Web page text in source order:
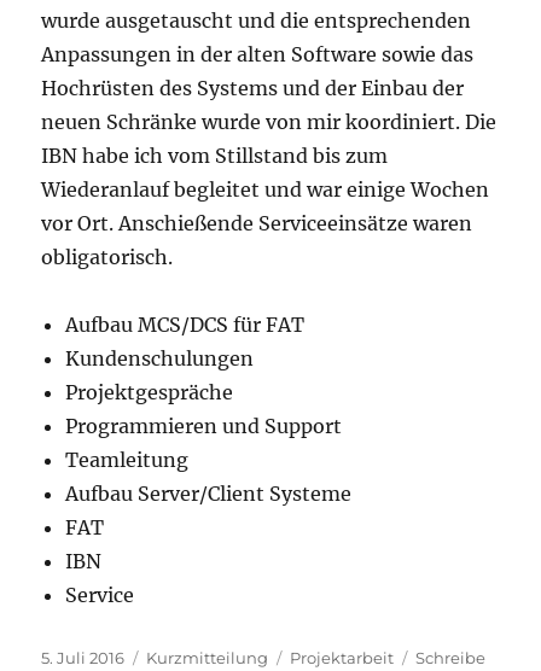
wurde ausgetauscht und die entsprechenden
Anpassungen in der alten Software sowie das
Hochrüsten des Systems und der Einbau der
neuen Schränke wurde von mir koordiniert. Die
IBN habe ich vom Stillstand bis zum
Wiederanlauf begleitet und war einige Wochen
vor Ort. Anschießende Serviceeinsätze waren
obligatorisch.
Aufbau MCS/DCS für FAT
Kundenschulungen
Projektgespräche
Programmieren und Support
Teamleitung
Aufbau Server/Client Systeme
FAT
IBN
Service
Veröffentlicht
5. Juli 2016 Format
Kurzmitteilung Schlagwörter
Projektarbeit
Schreibe